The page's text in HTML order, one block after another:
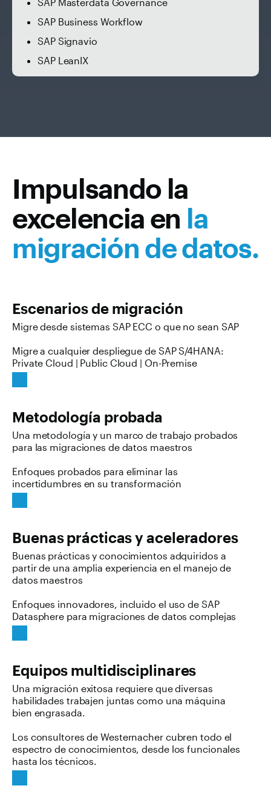
SAP Business Workflow
SAP Signavio
SAP LeanIX
Impulsando la
excelencia en la
migración de datos.
Escenarios de migración
Migre desde sistemas SAP ECC o que no sean SAP
Migre a cualquier despliegue de SAP S/4HANA:
Private Cloud | Public Cloud | On-Premise
Metodología probada
Una metodología y un marco de trabajo probados
para las migraciones de datos maestros
Enfoques probados para eliminar las
incertidumbres en su transformación
Buenas prácticas y aceleradores
Buenas prácticas y conocimientos adquiridos a
partir de una amplia experiencia en el manejo de
datos maestros
Enfoques innovadores, incluido el uso de SAP
Datasphere para migraciones de datos complejas
Equipos multidisciplinares
Una migración exitosa requiere que diversas
habilidades trabajen juntas como una máquina
bien engrasada.
Los consultores de Westernacher cubren todo el
espectro de conocimientos, desde los funcionales
hasta los técnicos.